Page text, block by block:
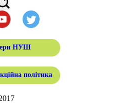
НУШ
політика